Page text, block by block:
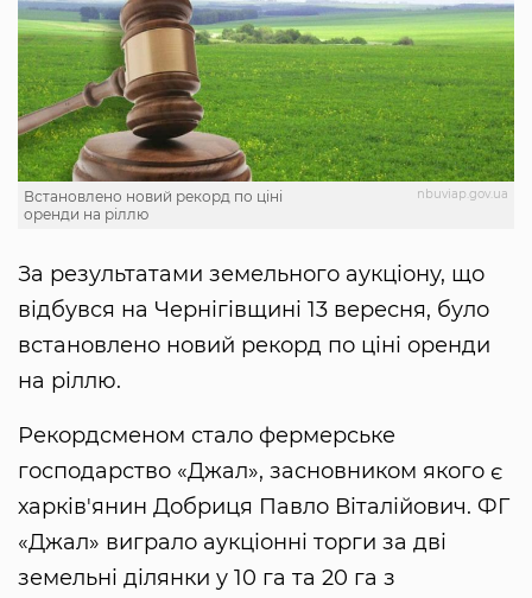
nbuviap.gov.ua
Встановлено новий рекорд по ціні
оренди на ріллю
За результатами земельного аукціону, що
відбувся на Чернігівщині 13 вересня, було
встановлено новий рекорд по ціні оренди
на ріллю.
Рекордсменом стало фермерське
господарство «Джал», засновником якого є
харків'янин Добриця Павло Віталійович. ФГ
«Джал» виграло аукціонні торги за дві
земельні ділянки у 10 га та 20 га з